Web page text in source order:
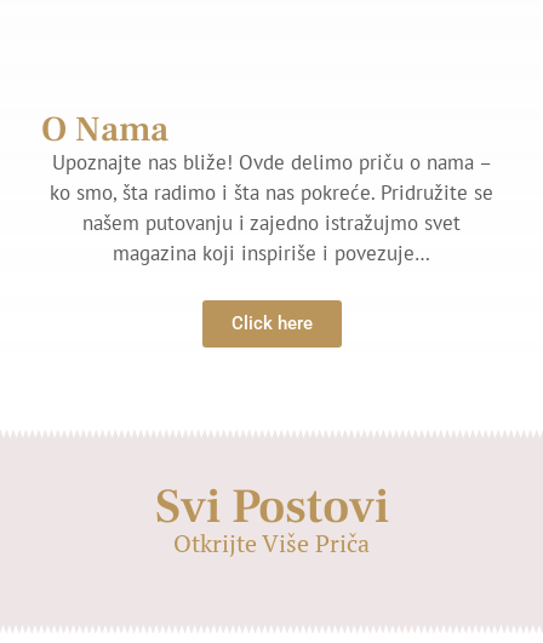
O Nama
Upoznajte nas bliže! Ovde delimo priču o nama –
ko smo, šta radimo i šta nas pokreće. Pridružite se
našem putovanju i zajedno istražujmo svet
magazina koji inspiriše i povezuje…
Click here
Svi Postovi
Otkrijte Više Priča